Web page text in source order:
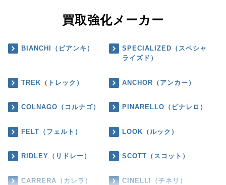
買取強化メーカー
BIANCHI（ビアンキ）
SPECIALIZED（スペシャ
ライズド）
TREK（トレック） ANCHOR（アンカー）
COLNAGO（コルナゴ） PINARELLO（ピナレロ）
FELT（フェルト） LOOK（ルック）
RIDLEY（リドレー） SCOTT（スコット）
CARRERA（カレラ） CINELLI（チネリ）